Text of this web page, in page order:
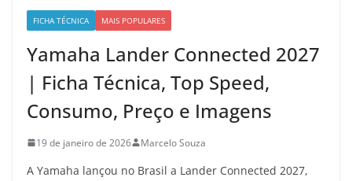
FICHA TÉCNICA MAIS POPULARES
Yamaha Lander Connected 2027
| Ficha Técnica, Top Speed,
Consumo, Preço e Imagens
19 de janeiro de 2026 Marcelo Souza
A Yamaha lançou no Brasil a Lander Connected 2027,